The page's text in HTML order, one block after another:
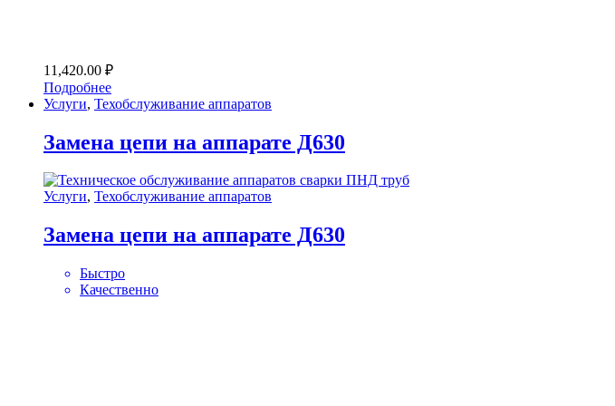
11,420.00 ₽
Подробнее
Услуги, Техобслуживание аппаратов
Замена цепи на аппарате Д630
Услуги, Техобслуживание аппаратов
Замена цепи на аппарате Д630
Быстро
Качественно